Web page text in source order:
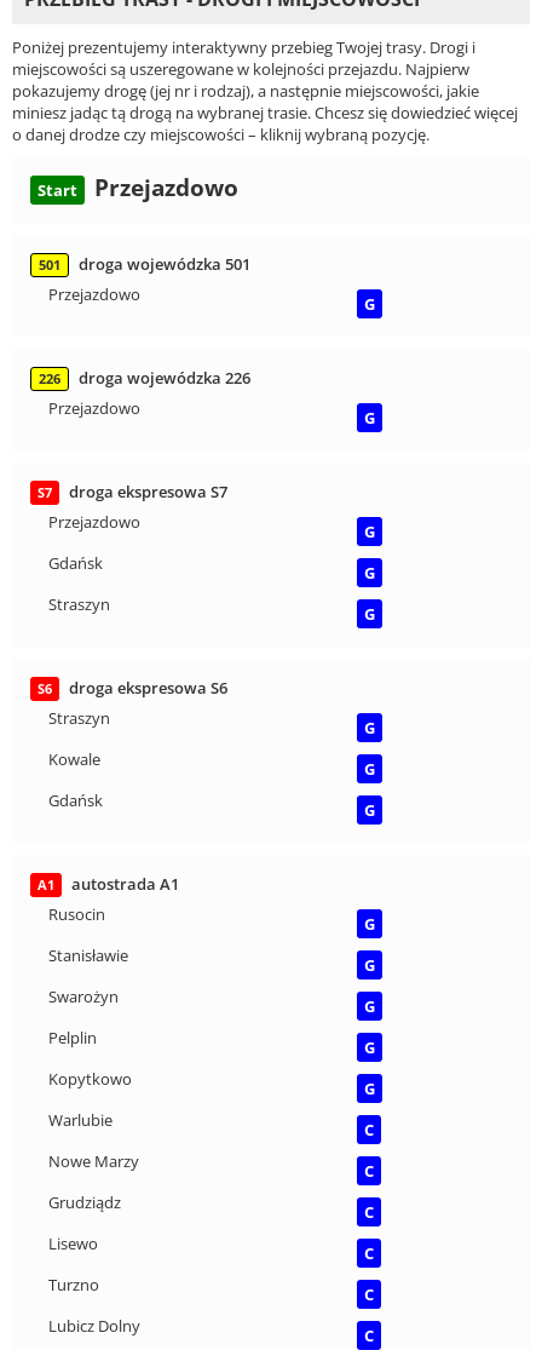
Poniżej prezentujemy interaktywny przebieg Twojej trasy. Drogi i
miejscowości są uszeregowane w kolejności przejazdu. Najpierw
pokazujemy drogę (jej nr i rodzaj), a następnie miejscowości, jakie
miniesz jadąc tą drogą na wybranej trasie. Chcesz się dowiedzieć więcej
o danej drodze czy miejscowości – kliknij wybraną pozycję.
Start Przejazdowo
501
droga wojewódzka 501
Przejazdowo
G
226
droga wojewódzka 226
Przejazdowo
G
S7
droga ekspresowa S7
Przejazdowo
G
Gdańsk
G
Straszyn
G
S6
droga ekspresowa S6
Straszyn
G
Kowale
G
Gdańsk
G
A1
autostrada A1
Rusocin
G
Stanisławie
G
Swarożyn
G
Pelplin
G
Kopytkowo
G
Warlubie
C
Nowe Marzy
C
Grudziądz
C
Lisewo
C
Turzno
C
Lubicz Dolny
C